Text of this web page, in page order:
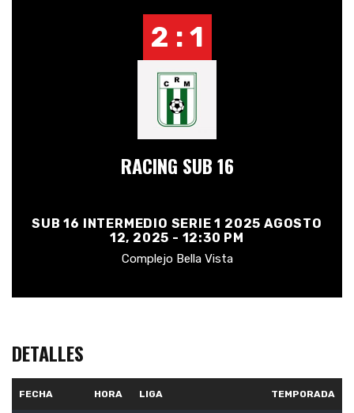
2 : 1
RACING SUB 16
SUB 16 INTERMEDIO SERIE 1 2025 AGOSTO
12, 2025 - 12:30 PM
Complejo Bella Vista
DETALLES
FECHA HORA LIGA TEMPORADA